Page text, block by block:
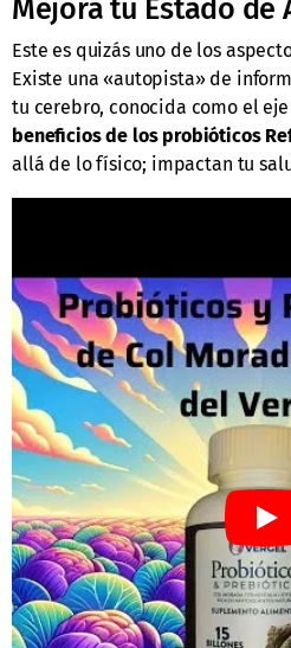
Mejora tu Estado de
Este es quizás uno de los
Existe una «autopista» de
tu cerebro, conocida como el
beneficios de los probióticos
allá de lo físico; impactan tu